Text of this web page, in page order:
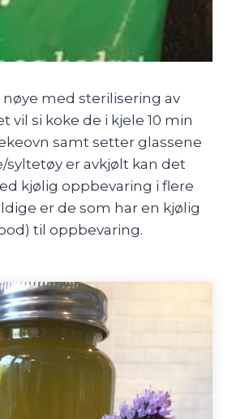
med sterilisering av
vil si koke de i kjele 10 min
samt setter glassene
syltetøy er avkjølt kan det
kjølig oppbevaring i flere
er de som har en kjølig
til oppbevaring.